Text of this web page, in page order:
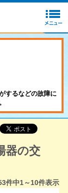
するなどの故障に
器の交
件中1～10件表示